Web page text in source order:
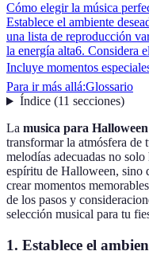
Cómo elegir la música
Establece el ambiente
una lista de reproducción
la energía alta6. Considera
Incluye momentos
Para ir más allá:Glossario
Índice(11 secciones)
La musica para Halloween
transformar la atmósfera de
melodías adecuadas no
espíritu de Halloween, sino
crear momentos
de los pasos y
selección musical para tu
1. Establece el